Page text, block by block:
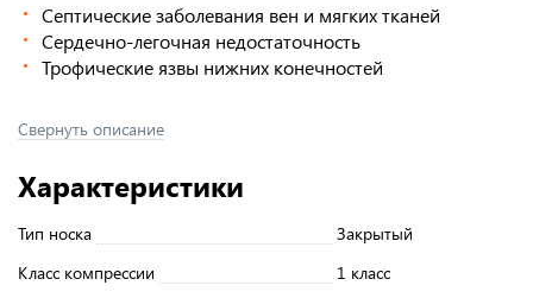
Септические заболевания вен и мягких тканей
Сердечно-легочная недостаточность
Трофические язвы нижних конечностей
Свернуть описание
Характеристики
Тип носка
Закрытый
Класс компрессии
1 класс